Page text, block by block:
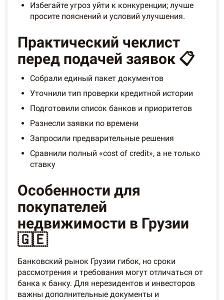
Избегайте угроз уйти к конкуренции; лучше
просите пояснений и условий улучшения.
Практический чеклист
перед подачей заявок 📋
Собрали единый пакет документов
Уточнили тип проверки кредитной истории
Подготовили список банков и приоритетов
Разнесли заявки по времени
Запросили предварительные решения
Сравнили полный «cost of credit», а не только
ставку
Особенности для
покупателей
недвижимости в Грузии
🇬🇪
Банковский рынок Грузии гибок, но сроки
рассмотрения и требования могут отличаться от
банка к банку. Для нерезидентов и инвесторов
важны дополнительные документы и